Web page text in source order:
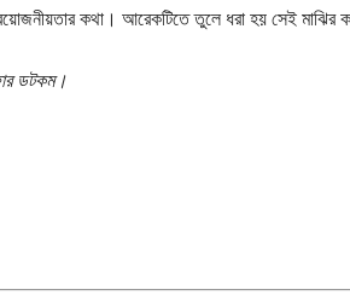
কথা। আরেকটিতে তুলে ধরা হয় সেই মাঝির
ডটকম।